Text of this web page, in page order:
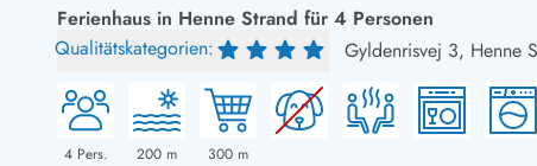
Neu bei uns!
Neue Ferienhäuser bei ESMARKFerienhäuser mit Pool
Neurenovierte Ferienhäuser
Ferienhäuser mit Endreinigung inklusive
Ferienhäuser dicht am Strand
Ferienhaus in Henne Strand für 4 Personen
Qualitätskategorien:
Gyldenrisvej 3, Henne
4Pers. 200 m 300 m